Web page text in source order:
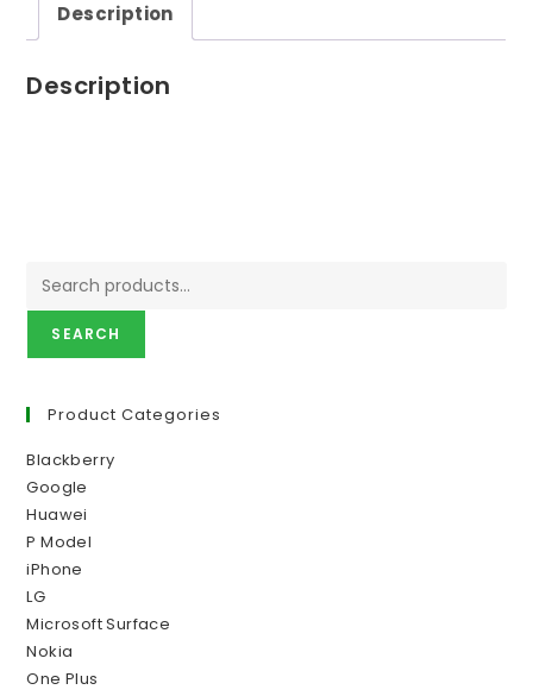
Description
Description
SEARCH
Product Categories
Blackberry
Google
Huawei
P Model
iPhone
LG
Microsoft Surface
Nokia
One Plus